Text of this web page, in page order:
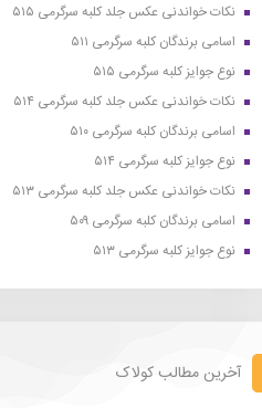
نکات خواندنی عکس جلد کلبه سرگرمی ۵۱۵
اسامی برندگان کلبه سرگرمی ۵۱۱
نوع جوایز کلبه سرگرمی ۵۱۵
نکات خواندنی عکس جلد کلبه سرگرمی ۵۱۴
اسامی برندگان کلبه سرگرمی ۵۱۰
نوع جوایز کلبه سرگرمی ۵۱۴
نکات خواندنی عکس جلد کلبه سرگرمی ۵۱۳
اسامی برندگان کلبه سرگرمی ۵۰۹
نوع جوایز کلبه سرگرمی ۵۱۳
آخرین مطالب کولاک